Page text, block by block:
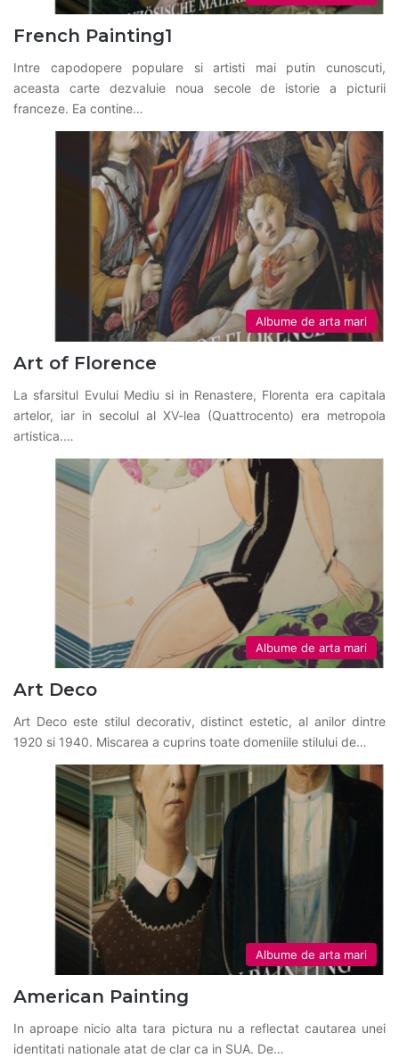
French Painting1
Intre capodopere populare si artisti mai putin cunoscuti,
aceasta carte dezvaluie noua secole de istorie a picturii
franceze. Ea contine…
Albume de arta mari
Art of Florence
La sfarsitul Evului Mediu si in Renastere, Florenta era capitala
artelor, iar in secolul al XV-lea (Quattrocento) era metropola
artistica.…
Albume de arta mari
Art Deco
Art Deco este stilul decorativ, distinct estetic, al anilor dintre
1920 si 1940. Miscarea a cuprins toate domeniile stilului de…
Albume de arta mari
American Painting
In aproape nicio alta tara pictura nu a reflectat cautarea unei
identitati nationale atat de clar ca in SUA. De…